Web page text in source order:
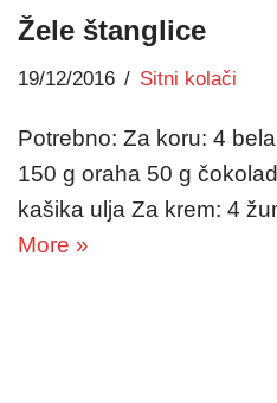
Žele štanglice
19/12/2016 Sitni kolači
Potrebno: Za koru: 4
150 g oraha 50 g
kašika ulja Za krem: 4
More »